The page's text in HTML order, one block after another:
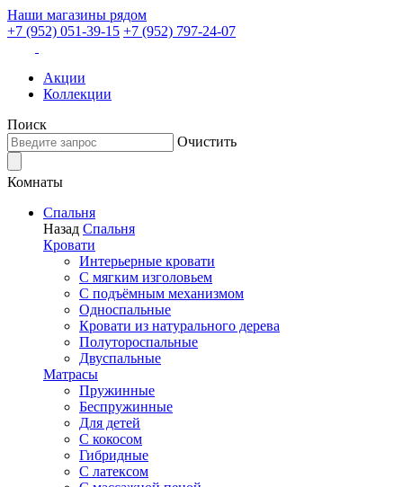
Наши магазины рядом
+7 (952) 051-39-15 +7 (952) 797-24-07
Акции
Коллекции
Поиск
Очистить
Комнаты
Спальня
Назад Спальня
Кровати
Интерьерные кровати
С мягким изголовьем
С подъёмным механизмом
Односпальные
Кровати из натурального дерева
Полутороспальные
Двуспальные
Матрасы
Пружинные
Беспружинные
Для детей
C кокосом
Гибридные
С латексом